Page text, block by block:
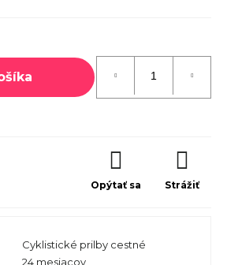
Cyklistické prilby cestné
24 mesiacov
Opýtať sa Strážiť